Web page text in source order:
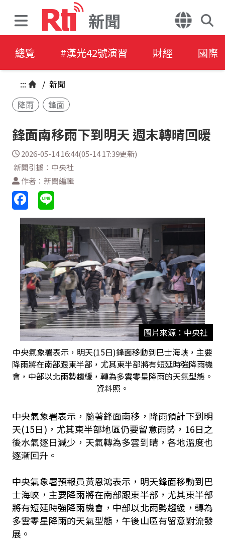
新聞
總覽 #漢光42號演習 財經 國際
::: / 新聞
降雨
鋒面
鋒面南移雨下到明天 週末轉晴回暖
2026-05-14 16:44(05-14 17:39更新)
新聞引據：中央社
作者：新聞編輯
圖片來源：中央社
中央氣象署表示，明天(15日)鋒面移動到巴士海峽，主要
降雨將在南部跟東半部，尤其東半部將有短延時強降雨機
會，中部以北雨勢趨緩，轉為多雲零星降雨的天氣型態。
資料照。
中央氣象署表示，隨著鋒面南移，降雨預計下到明
天(15日)，尤其東半部地區仍要留意雨勢，16日之
後水氣逐日減少，天氣轉為多雲到晴，各地溫度也
逐漸回升。
中央氣象署預報員黃恩鴻表示，明天鋒面移動到巴
士海峽，主要降雨將在南部跟東半部，尤其東半部
將有短延時強降雨機會，中部以北雨勢趨緩，轉為
多雲零星降雨的天氣型態，午後山區有留意對流發
展。